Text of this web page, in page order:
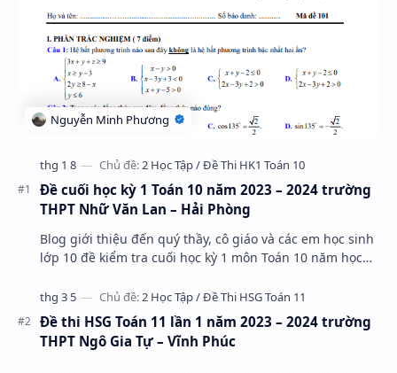
Đề cuối học kỳ 1 Toán 10 năm 2023 – 2024 trường
THPT Nhữ Văn Lan – Hải Phòng
Blog giới thiệu đến quý thầy, cô giáo và các em học sinh
lớp 10 đề kiểm tra cuối học kỳ 1 môn Toán 10 năm học
Đề thi HSG Toán 11 lần 1 năm 2023 – 2024 trường
THPT Ngô Gia Tự – Vĩnh Phúc